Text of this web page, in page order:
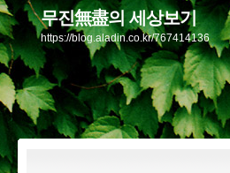
무진無盡의 세상보기
https://blog.aladin.co.kr/767414136